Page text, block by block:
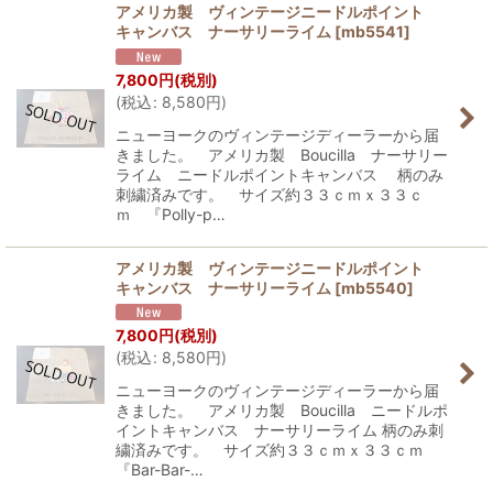
アメリカ製 ヴィンテージニードルポイント
キャンバス ナーサリーライム [mb5541]
7,800円(税別)
(税込: 8,580円)
ニューヨークのヴィンテージディーラーから届
きました。 アメリカ製 Boucilla ナーサリー
ライム ニードルポイントキャンバス 柄のみ
刺繍済みです。 サイズ約３３ｃｍｘ３３ｃ
ｍ 『Polly-p…
アメリカ製 ヴィンテージニードルポイント
キャンバス ナーサリーライム [mb5540]
7,800円(税別)
(税込: 8,580円)
ニューヨークのヴィンテージディーラーから届
きました。 アメリカ製 Boucilla ニードルポ
イントキャンバス ナーサリーライム 柄のみ刺
繍済みです。 サイズ約３３ｃｍｘ３３ｃｍ
『Bar-Bar-…